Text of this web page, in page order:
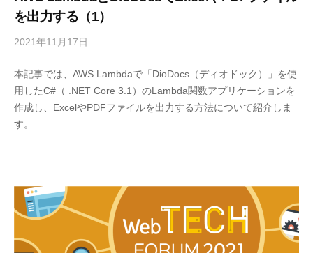
を出力する（1）
2021年11月17日
M
E
S
v
本記事では、AWS Lambdaで「DioDocs（ディオドック）」を使
用したC#（ .NET Core 3.1）のLambda関数アプリケーションを
作成し、ExcelやPDFファイルを出力する方法について紹介しま
す。